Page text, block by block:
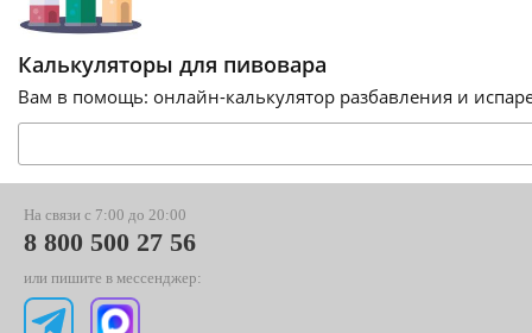
Калькуляторы для пивовара
Вам в помощь: онлайн-калькулятор разбавления и
На связи с 7:00 до 20:00
8 800 500 27 56
или пишите в мессенджер: